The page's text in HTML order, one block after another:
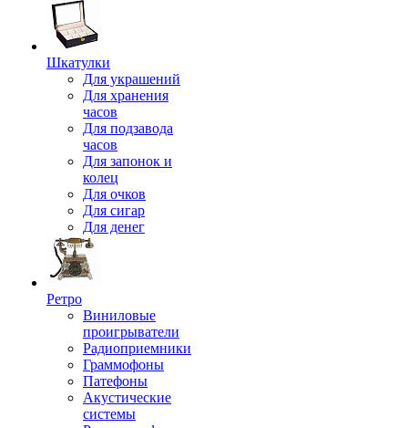
Шкатулки
Для украшений
Для хранения
часов
Для подзавода
часов
Для запонок и
колец
Для очков
Для сигар
Для денег
Ретро
Виниловые
проигрыватели
Радиоприемники
Граммофоны
Патефоны
Акустические
системы